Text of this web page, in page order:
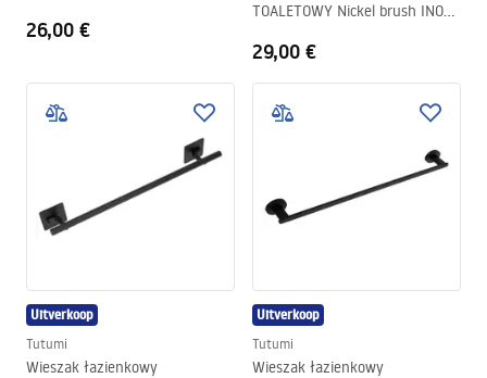
26,00 €
TOALETOWY Nickel brush INOX
29,00 €
Uitverkoop
Tutumi
Wieszak łazienkowy
Uitverkoop
Tutumi
Wieszak łazienkowy